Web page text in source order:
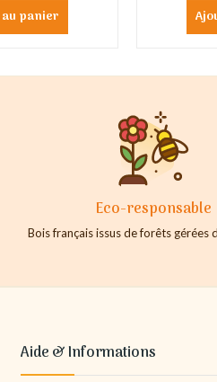
panier
Eco-responsable
Bois français issus de forêts gérées
Aide & Informations